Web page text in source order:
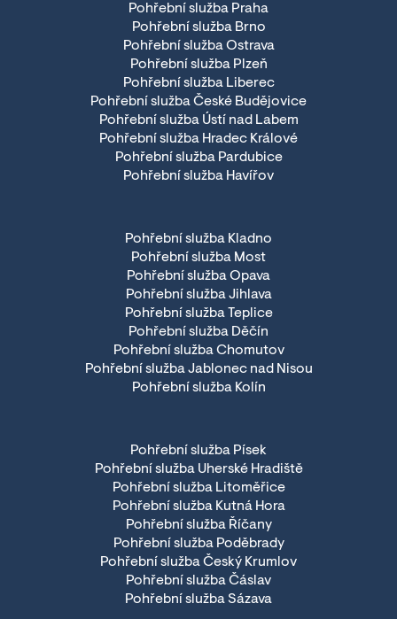
Pohřební služba Praha
Pohřební služba Brno
Pohřební služba Ostrava
Pohřební služba Plzeň
Pohřební služba Liberec
Pohřební služba České Budějovice
Pohřební služba Ústí nad Labem
Pohřební služba Hradec Králové
Pohřební služba Pardubice
Pohřební služba Havířov
Pohřební služba Kladno
Pohřební služba Most
Pohřební služba Opava
Pohřební služba Jihlava
Pohřební služba Teplice
Pohřební služba Děčín
Pohřební služba Chomutov
Pohřební služba Jablonec nad Nisou
Pohřební služba Kolín
Pohřební služba Písek
Pohřební služba Uherské Hradiště
Pohřební služba Litoměřice
Pohřební služba Kutná Hora
Pohřební služba Říčany
Pohřební služba Poděbrady
Pohřební služba Český Krumlov
Pohřební služba Čáslav
Pohřební služba Sázava